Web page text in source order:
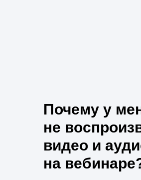
Почему у
не
видео и
на